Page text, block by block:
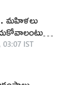
మహిళలు
IST